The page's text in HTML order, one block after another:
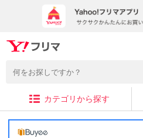
カテゴリから探す